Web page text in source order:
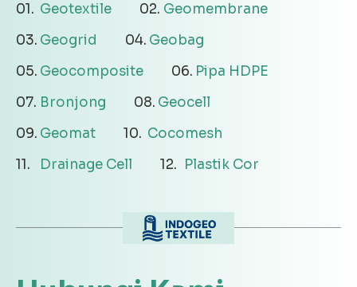
Geotextile
Geomembrane
Geogrid
Geobag
Geocomposite
Pipa HDPE
Bronjong
Geocell
Geomat
Cocomesh
Drainage Cell
Plastik Cor